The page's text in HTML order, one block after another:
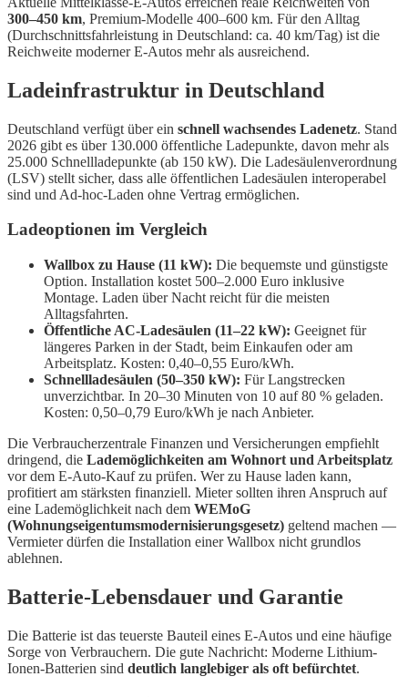
300–450 km, Premium-Modelle 400–600 km. Für den Alltag
(Durchschnittsfahrleistung in Deutschland: ca. 40 km/Tag) ist die
Reichweite moderner E-Autos mehr als ausreichend.
Ladeinfrastruktur in Deutschland
Deutschland verfügt über ein schnell wachsendes Ladenetz. Stand
2026 gibt es über 130.000 öffentliche Ladepunkte, davon mehr als
25.000 Schnellladepunkte (ab 150 kW). Die Ladesäulenverordnung
(LSV) stellt sicher, dass alle öffentlichen Ladesäulen interoperabel
sind und Ad-hoc-Laden ohne Vertrag ermöglichen.
Ladeoptionen im Vergleich
Wallbox zu Hause (11 kW): Die bequemste und günstigste
Option. Installation kostet 500–2.000 Euro inklusive
Montage. Laden über Nacht reicht für die meisten
Alltagsfahrten.
Öffentliche AC-Ladesäulen (11–22 kW): Geeignet für
längeres Parken in der Stadt, beim Einkaufen oder am
Arbeitsplatz. Kosten: 0,40–0,55 Euro/kWh.
Schnellladesäulen (50–350 kW): Für Langstrecken
unverzichtbar. In 20–30 Minuten von 10 auf 80 % geladen.
Kosten: 0,50–0,79 Euro/kWh je nach Anbieter.
Die Verbraucherzentrale Finanzen und Versicherungen empfiehlt
dringend, die Lademöglichkeiten am Wohnort und Arbeitsplatz
vor dem E-Auto-Kauf zu prüfen. Wer zu Hause laden kann,
profitiert am stärksten finanziell. Mieter sollten ihren Anspruch auf
eine Lademöglichkeit nach dem WEMoG
(Wohnungseigentumsmodernisierungsgesetz) geltend machen —
Vermieter dürfen die Installation einer Wallbox nicht grundlos
ablehnen.
Batterie-Lebensdauer und Garantie
Die Batterie ist das teuerste Bauteil eines E-Autos und eine häufige
Sorge von Verbrauchern. Die gute Nachricht: Moderne Lithium-
Ionen-Batterien sind deutlich langlebiger als oft befürchtet.